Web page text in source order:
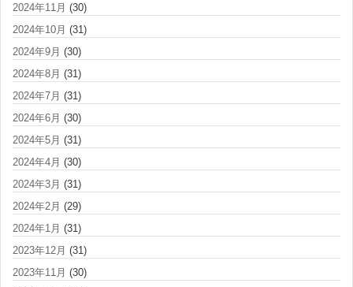
2024年11月 (30)
2024年10月 (31)
2024年9月 (30)
2024年8月 (31)
2024年7月 (31)
2024年6月 (30)
2024年5月 (31)
2024年4月 (30)
2024年3月 (31)
2024年2月 (29)
2024年1月 (31)
2023年12月 (31)
2023年11月 (30)